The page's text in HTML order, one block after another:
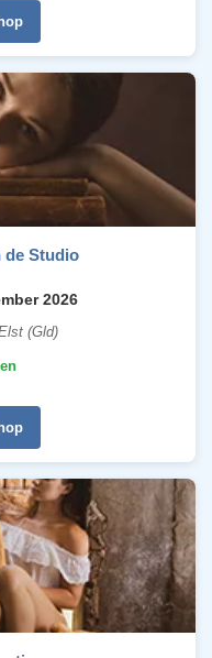
Studio
2026
(Gld)